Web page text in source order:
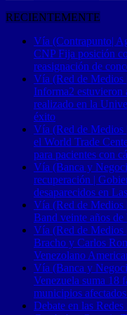
RECIENTEMENTE
Vía (Contrapunto|
CNP Fija posición
reasignación de
Vía (Red de Medios
Informa2
realizado en la
éxito
Vía (Red de Medios
el World Trade
para pacientes con
Vía (Banca y
recuperación |
desaparecidos en
Vía (Red de Medios
Band veinte años de
Vía (Red de Medios
Bracho y Carlos
Venezolano
Vía (Banca y
Venezuela suma 18
municipios
Debate en las